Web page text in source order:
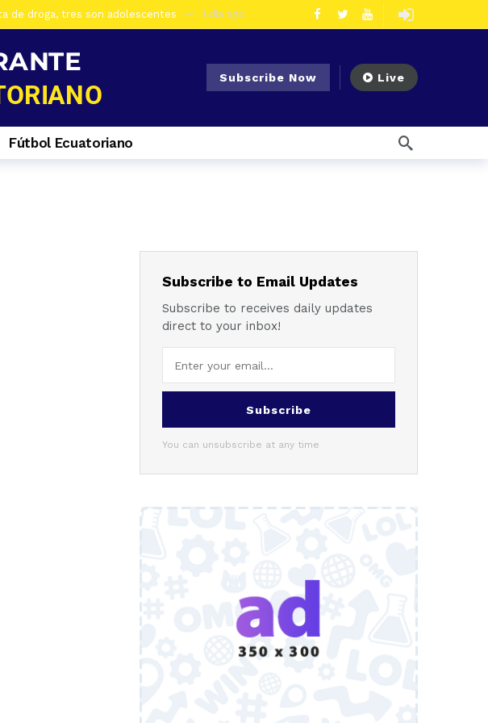
de droga, tres son adolescentes 1 día ago
productos irregulares en Azogues 2 días ago
Troncal. Hay una mujer detenida 3 días ago
detenidos en La Troncal por presunto tráfico de droga
a El Cisne 6 días ago
Mazar
Subscribe Now Live
Fútbol Ecuatoriano
Subscribe to Email Updates
Subscribe to receives daily updates
direct to your inbox!
Subscribe
You can unsubscribe at any time